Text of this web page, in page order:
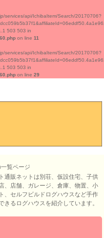
services/api/IchibaItem/Search/20170706?
503 503 in
on line 11
services/api/IchibaItem/Search/20170706?
503 503 in
on line 29
覧ページ
通販ネットは別荘、仮設住宅、子供
、店舗、ガレージ、倉庫、物置、小
、セルフビルドログハウスなど手作
るログハウスを紹介しています。